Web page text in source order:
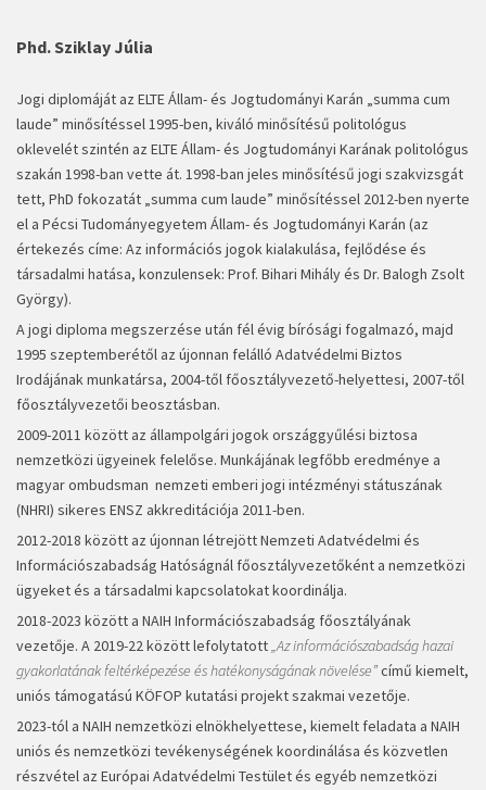
Phd. Sziklay Júlia
Jogi diplomáját az ELTE Állam- és Jogtudományi Karán „summa cum
laude” minősítéssel 1995-ben, kiváló minősítésű politológus
oklevelét szintén az ELTE Állam- és Jogtudományi Karának politológus
szakán 1998-ban vette át. 1998-ban jeles minősítésű jogi szakvizsgát
tett, PhD fokozatát „summa cum laude” minősítéssel 2012-ben nyerte
el a Pécsi Tudományegyetem Állam- és Jogtudományi Karán (az
értekezés címe: Az információs jogok kialakulása, fejlődése és
társadalmi hatása, konzulensek: Prof. Bihari Mihály és Dr. Balogh Zsolt
György).
A jogi diploma megszerzése után fél évig bírósági fogalmazó, majd
1995 szeptemberétől az újonnan felálló Adatvédelmi Biztos
Irodájának munkatársa, 2004-től főosztályvezető-helyettesi, 2007-től
főosztályvezetői beosztásban.
2009-2011 között az állampolgári jogok országgyűlési biztosa
nemzetközi ügyeinek felelőse. Munkájának legfőbb eredménye a
magyar ombudsman nemzeti emberi jogi intézményi státuszának
(NHRI) sikeres ENSZ akkreditációja 2011-ben.
2012-2018 között az újonnan létrejött Nemzeti Adatvédelmi és
Információszabadság Hatóságnál főosztályvezetőként a nemzetközi
ügyeket és a társadalmi kapcsolatokat koordinálja.
2018-2023 között a NAIH Információszabadság főosztályának
vezetője. A 2019-22 között lefolytatott„Az információszabadság hazai
gyakorlatának feltérképezése és hatékonyságának növelése”című kiemelt,
uniós támogatású KÖFOP kutatási projekt szakmai vezetője.
2023-tól a NAIH nemzetközi elnökhelyettese, kiemelt feladata a NAIH
uniós és nemzetközi tevékenységének koordinálása és közvetlen
részvétel az Európai Adatvédelmi Testület és egyéb nemzetközi